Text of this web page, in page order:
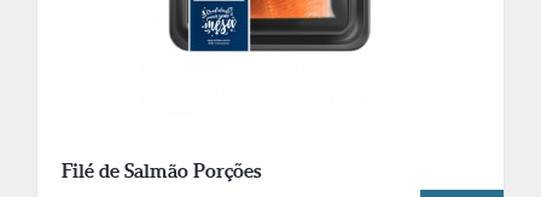
Filé de Salmão Porções